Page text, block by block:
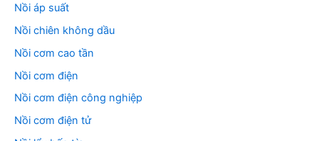
Nồi áp suất
Nồi chiên không dầu
Nồi cơm cao tần
Nồi cơm điện
Nồi cơm điện công nghiệp
Nồi cơm điện tử